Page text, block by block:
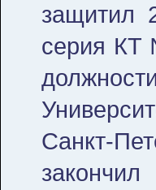
защитил
серия КТ
Санкт-